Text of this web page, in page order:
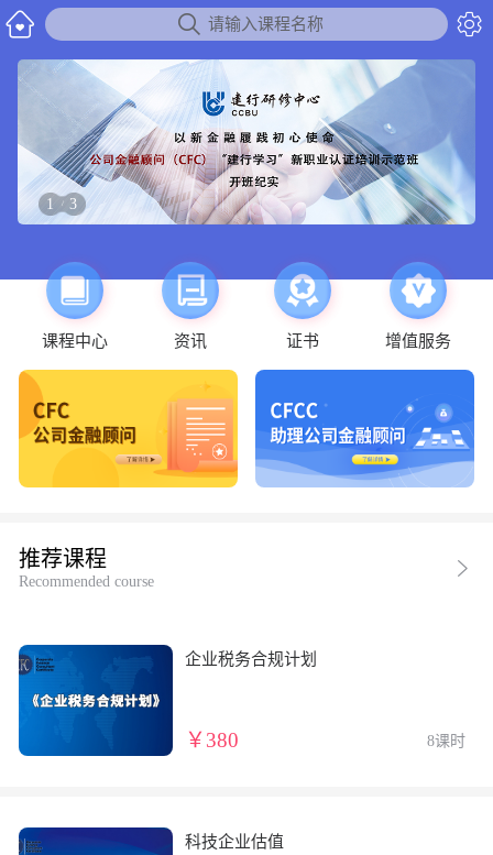
 请输入课程名称 
1 / 3
课程中心 资讯 证书 增值服务
推荐课程
Recommended course
企业税务合规计划
￥380 8课时
科技企业估值